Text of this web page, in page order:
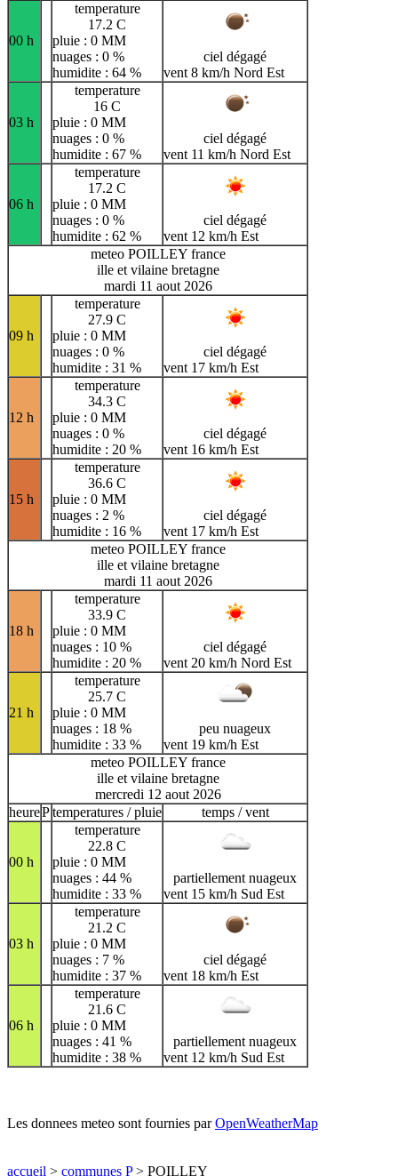
00 h
temperature
17.2 C
pluie : 0 MM
nuages : 0 %
humidite : 64 %
ciel dégagé
vent 8 km/h Nord Est
03 h
temperature
16 C
pluie : 0 MM
nuages : 0 %
humidite : 67 %
ciel dégagé
vent 11 km/h Nord Est
06 h
temperature
17.2 C
pluie : 0 MM
nuages : 0 %
humidite : 62 %
ciel dégagé
vent 12 km/h Est
meteo POILLEY france
ille et vilaine bretagne
mardi 11 aout 2026
09 h
temperature
27.9 C
pluie : 0 MM
nuages : 0 %
humidite : 31 %
ciel dégagé
vent 17 km/h Est
12 h
temperature
34.3 C
pluie : 0 MM
nuages : 0 %
humidite : 20 %
ciel dégagé
vent 16 km/h Est
15 h
temperature
36.6 C
pluie : 0 MM
nuages : 2 %
humidite : 16 %
ciel dégagé
vent 17 km/h Est
meteo POILLEY france
ille et vilaine bretagne
mardi 11 aout 2026
18 h
temperature
33.9 C
pluie : 0 MM
nuages : 10 %
humidite : 20 %
ciel dégagé
vent 20 km/h Nord Est
21 h
temperature
25.7 C
pluie : 0 MM
nuages : 18 %
humidite : 33 %
peu nuageux
vent 19 km/h Est
meteo POILLEY france
ille et vilaine bretagne
mercredi 12 aout 2026
heurePtemperatures / pluie temps / vent
00 h
temperature
22.8 C
pluie : 0 MM
nuages : 44 %
humidite : 33 %
partiellement nuageux
vent 15 km/h Sud Est
03 h
temperature
21.2 C
pluie : 0 MM
nuages : 7 %
humidite : 37 %
ciel dégagé
vent 18 km/h Est
06 h
temperature
21.6 C
pluie : 0 MM
nuages : 41 %
humidite : 38 %
partiellement nuageux
vent 12 km/h Sud Est
Les donnees meteo sont fournies parOpenWeatherMap
accueil > communes P> POILLEY